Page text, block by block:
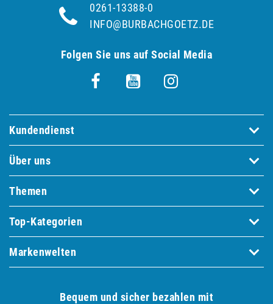
0261-13388-0
INFO@BURBACHGOETZ.DE
Folgen Sie uns auf Social Media
Kundendienst
Über uns
Themen
Top-Kategorien
Markenwelten
Bequem und sicher bezahlen mit